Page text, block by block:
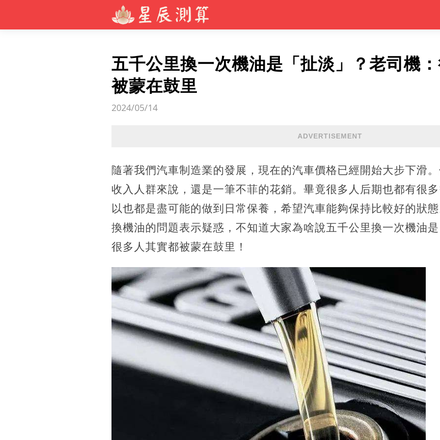
五千公里換一次機油是「扯淡」？老司機
被蒙在鼓里
2024/05/14
ADVERTISEMENT
隨著我們汽車制造業的發展，現在的汽車價格已經開始大步下滑
收入人群來說，還是一筆不菲的花銷。畢竟很多人后期也都有很
以也都是盡可能的做到日常保養，希望汽車能夠保持比較好的狀
換機油的問題表示疑惑，不知道大家為啥說五千公里換一次機油是
很多人其實都被蒙在鼓里！